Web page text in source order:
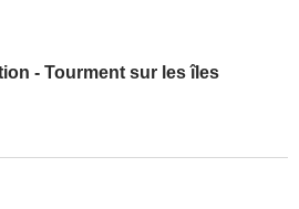
- Tourment sur les îles